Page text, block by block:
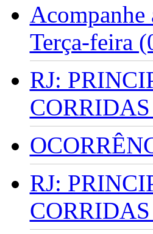
Acompanhe
Terça-feira
RJ:
RJ: